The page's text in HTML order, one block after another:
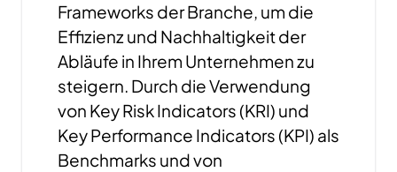
Frameworks der Branche, um die
Effizienz und Nachhaltigkeit der
Abläufe in Ihrem Unternehmen zu
steigern. Durch die Verwendung
von Key Risk Indicators (KRI) und
Key Performance Indicators (KPI) als
Benchmarks und von